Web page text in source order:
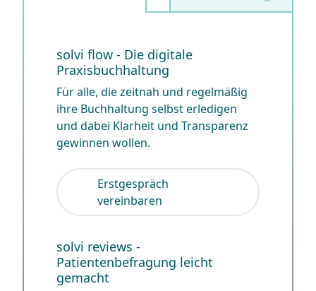
solvi flow - Die digitale
Praxisbuchhaltung
Für alle, die zeitnah und regelmäßig
ihre Buchhaltung selbst erledigen
und dabei Klarheit und Transparenz
gewinnen wollen.
Erstgespräch
vereinbaren
solvi reviews -
Patientenbefragung leicht
gemacht